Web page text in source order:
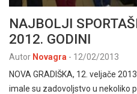
NAJBOLJI
2012. GODINI
Autor Novagra - 12/02/2013
NOVA GRADIŠKA, 12. veljače
imale su zadovoljstvo u nekoliko